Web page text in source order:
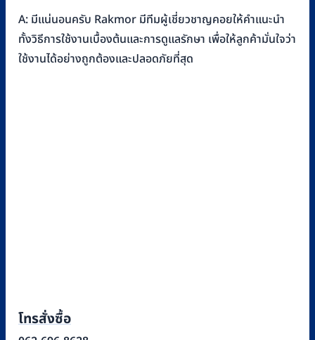
A: มีแน่นอนครับ Rakmor มีทีมผู้เชี่ยวชาญคอยให้คำแนะนำ
ทั้งวิธีการใช้งานเบื้องต้นและการดูแลรักษา เพื่อให้ลูกค้ามั่นใจว่า
ใช้งานได้อย่างถูกต้องและปลอดภัยที่สุด
โทรสั่งซื้อ